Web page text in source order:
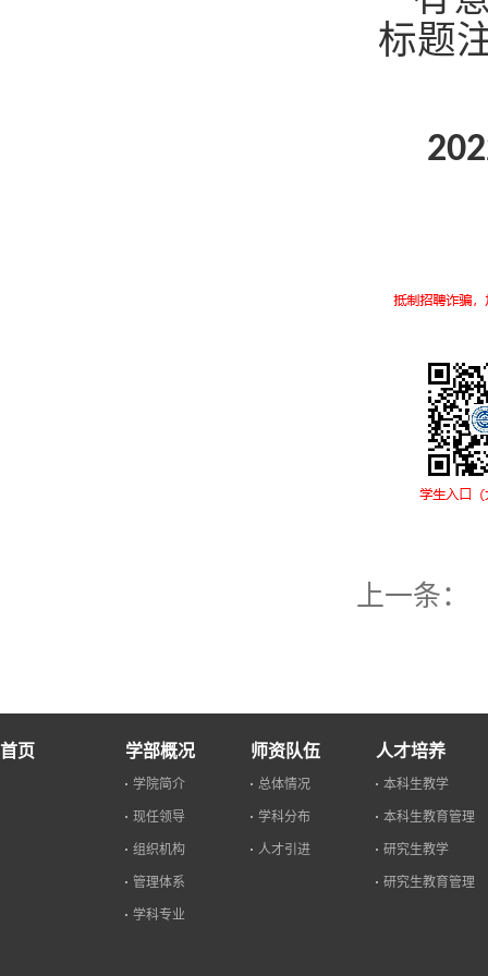
标题
上一条：
首页 学部概况
学院简介
现任领导
组织机构
管理体系
学科专业
师资队伍
总体情况
学科分布
人才引进
人才培养
本科生教学
本科生教育管理
研究生教学
研究生教育管理